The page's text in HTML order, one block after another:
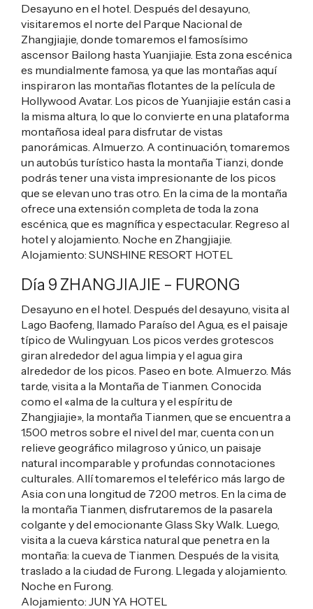
Desayuno en el hotel. Después del desayuno,
visitaremos el norte del Parque Nacional de
Zhangjiajie, donde tomaremos el famosísimo
ascensor Bailong hasta Yuanjiajie. Esta zona escénica
es mundialmente famosa, ya que las montañas aquí
inspiraron las montañas flotantes de la película de
Hollywood Avatar. Los picos de Yuanjiajie están casi a
la misma altura, lo que lo convierte en una plataforma
montañosa ideal para disfrutar de vistas
panorámicas. Almuerzo. A continuación, tomaremos
un autobús turístico hasta la montaña Tianzi, donde
podrás tener una vista impresionante de los picos
que se elevan uno tras otro. En la cima de la montaña
ofrece una extensión completa de toda la zona
escénica, que es magnífica y espectacular. Regreso al
hotel y alojamiento. Noche en Zhangjiajie.
Alojamiento: SUNSHINE RESORT HOTEL
Día 9 ZHANGJIAJIE – FURONG
Desayuno en el hotel. Después del desayuno, visita al
Lago Baofeng, llamado Paraíso del Agua, es el paisaje
típico de Wulingyuan. Los picos verdes grotescos
giran alrededor del agua limpia y el agua gira
alrededor de los picos. Paseo en bote. Almuerzo. Más
tarde, visita a la Montaña de Tianmen. Conocida
como el «alma de la cultura y el espíritu de
Zhangjiajie», la montaña Tianmen, que se encuentra a
1.500 metros sobre el nivel del mar, cuenta con un
relieve geográfico milagroso y único, un paisaje
natural incomparable y profundas connotaciones
culturales. Allí tomaremos el teleférico más largo de
Asia con una longitud de 7200 metros. En la cima de
la montaña Tianmen, disfrutaremos de la pasarela
colgante y del emocionante Glass Sky Walk. Luego,
visita a la cueva kárstica natural que penetra en la
montaña: la cueva de Tianmen. Después de la visita,
traslado a la ciudad de Furong. Llegada y alojamiento.
Noche en Furong.
Alojamiento: JUN YA HOTEL